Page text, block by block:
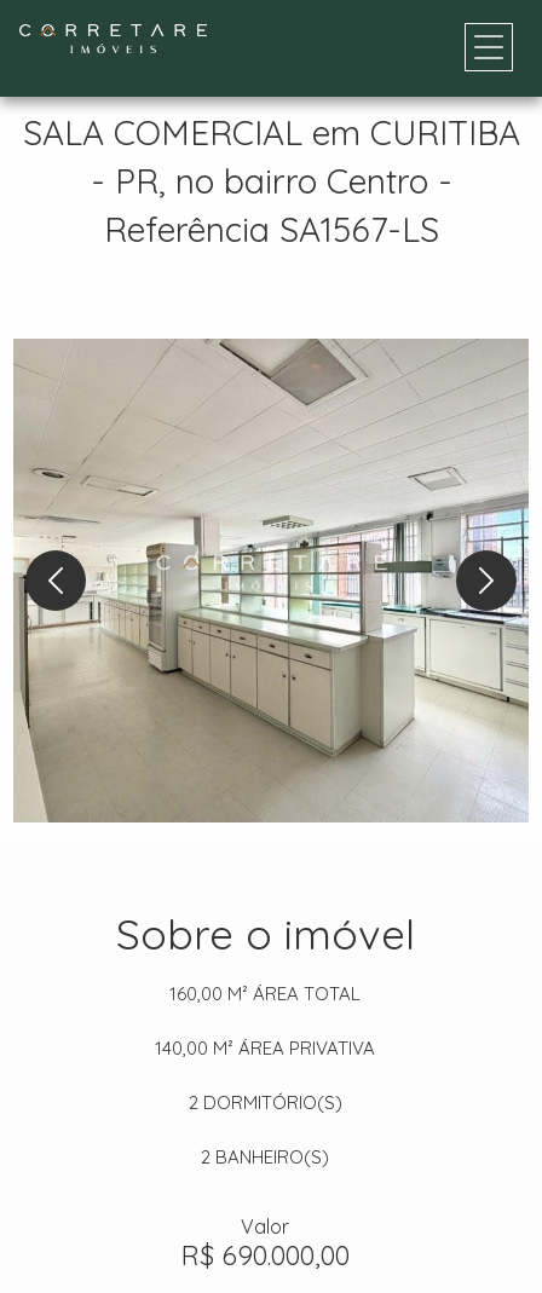
SALA COMERCIAL em CURITIBA
- PR, no bairro Centro -
Referência SA1567-LS
Sobre o imóvel
160,00 M² ÁREA TOTAL
140,00 M² ÁREA PRIVATIVA
2DORMITÓRIO(S)
2 BANHEIRO(S)
Valor
R$ 690.000,00